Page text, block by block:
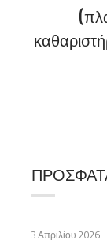
3 Απριλίου 2026